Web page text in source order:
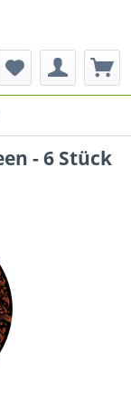
- 6 Stück